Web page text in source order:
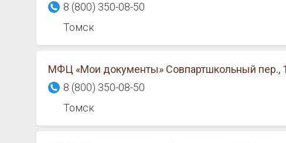
8 (800) 350-08-50
Томск
МФЦ «Мои документы» Совпартшкольный пер.,
8 (800) 350-08-50
Томск